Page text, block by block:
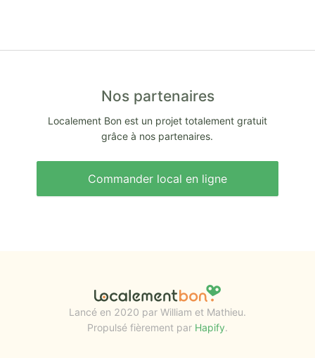
Nos partenaires
Localement Bon est un projet totalement gratuit
grâce à nos partenaires.
Commander local en ligne
Lancé en 2020 par William et Mathieu.
Propulsé fièrement par Hapify.